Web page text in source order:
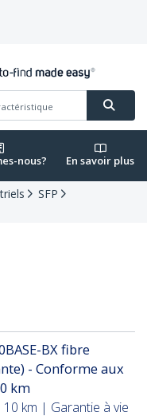
nous? En savoir plus
SFP
BX fibre
- Conforme aux
km
km | Garantie à vie